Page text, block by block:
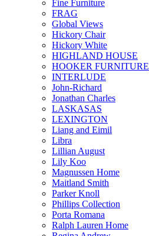
Fine Furniture
FRAG
Global Views
Hickory Chair
Hickory White
HIGHLAND HOUSE
HOOKER FURNITURE
INTERLUDE
John-Richard
Jonathan Charles
LASKASAS
LEXINGTON
Liang and Eimil
Libra
Lillian August
Lily Koo
Magnussen Home
Maitland Smith
Parker Knoll
Phillips Collection
Porta Romana
Ralph Lauren Home